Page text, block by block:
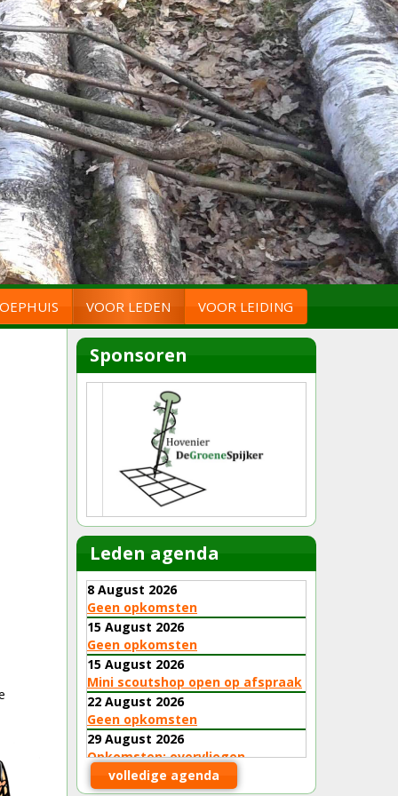
VOOR LEDEN VOOR LEIDING
Sponsoren
Leden agenda
8 August 2026
Geen opkomsten
15 August 2026
Geen opkomsten
15 August 2026
Mini scoutshop open op afspraak
22 August 2026
Geen opkomsten
29 August 2026
Opkomsten: overvliegen
29 August 2026
volledige agenda